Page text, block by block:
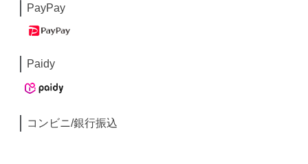
PayPay
Paidy
コンビニ/銀行振込